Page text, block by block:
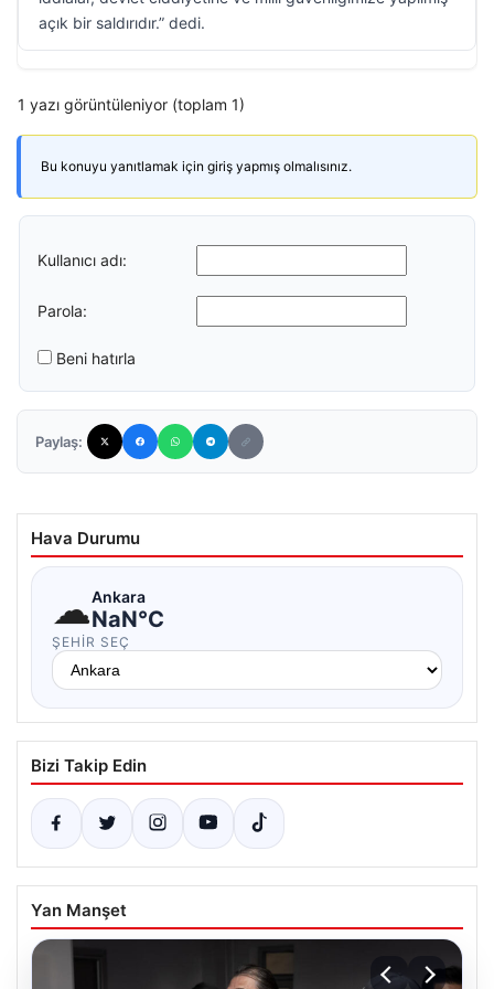
açık bir saldırıdır.” dedi.
1 yazı görüntüleniyor (toplam 1)
Bu konuyu yanıtlamak için giriş yapmış olmalısınız.
Kullanıcı adı:
Parola:
Beni hatırla
Paylaş:
Hava Durumu
☁Ankara
NaN°C
ŞEHIR SEÇ
Bizi Takip Edin
Yan Manşet